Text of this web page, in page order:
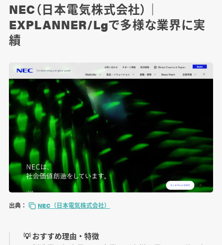
NEC（日本電気株式会社）｜
EXPLANNER/Lgで多様な業界に実
績
出典： NEC（日本電気株式会社）
💡 おすすめ理由・特徴